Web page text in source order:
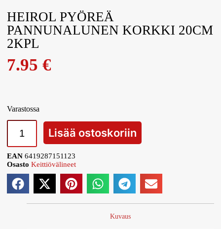
HEIROL PYÖREÄ
PANNUNALUNEN KORKKI 20CM
2KPL
7.95€
Varastossa
Lisää ostoskoriin
EAN6419287151123
Osasto Keittiövälineet
Kuvaus